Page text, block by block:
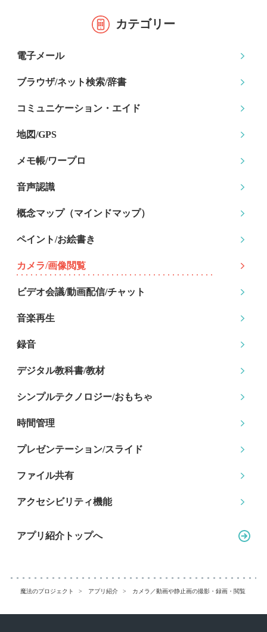
魔法のプロジェクト アプリ紹介 カメラ／動画や静止画の撮影・録画・閲覧
カテゴリー
電子メール
ブラウザ/ネット検索/辞書
コミュニケーション・エイド
地図/GPS
メモ帳/ワープロ
音声認識
概念マップ（マインドマップ）
ペイント/お絵書き
カメラ/画像閲覧
ビデオ会議/動画配信/チャット
音楽再生
録音
デジタル教科書/教材
シンプルテクノロジー/おもちゃ
時間管理
プレゼンテーション/スライド
ファイル共有
アクセシビリティ機能
アプリ紹介トップへ